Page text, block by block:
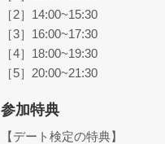
［2］14:00~15:30
［3］16:00~17:30
［4］18:00~19:30
［5］20:00~21:30
参加特典
【デート検定の特典】